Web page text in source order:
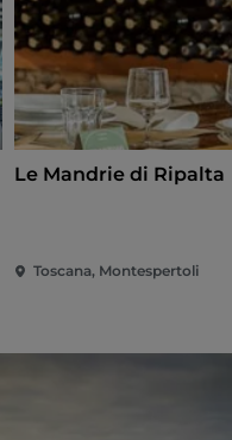
Le Mandrie di Ripalta
Toscana, Montespertoli